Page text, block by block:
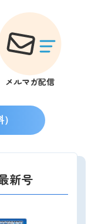
メルマガ配信
新号